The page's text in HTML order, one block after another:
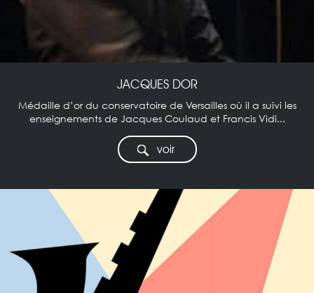
JACQUES DOR
Médaille d’or du conservatoire de Versailles où il a suivi les
enseignements de Jacques Coulaud et Francis Vidi...
voir